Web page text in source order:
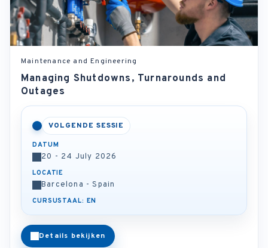
Maintenance and Engineering
Managing Shutdowns, Turnarounds and
Outages
VOLGENDE SESSIE
DATUM
20 - 24 July 2026
LOCATIE
Barcelona - Spain
CURSUSTAAL: EN
Details bekijken